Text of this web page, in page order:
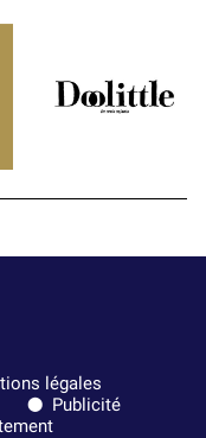
légales
Publicité